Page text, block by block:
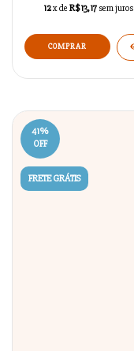
12x de R$13,17 sem juros
41%
OFF
FRETE GRÁTIS